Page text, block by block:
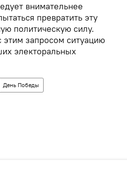
внимательнее
превратить эту
политическую силу.
запросом ситуацию
электоральных
День Победы